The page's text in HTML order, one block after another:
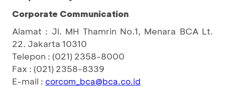
Corporate Communication
Alamat : Jl. MH Thamrin No.1, Menara BCA Lt.
22. Jakarta 10310
Telepon : (021) 2358-8000
Fax : (021) 2358-8339
E-mail : corcom_bca@bca.co.id